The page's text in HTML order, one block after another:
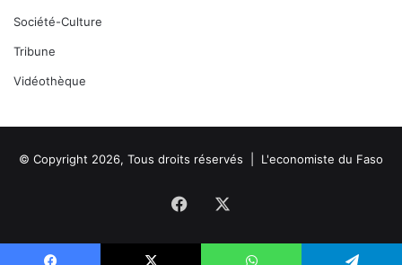
Société-Culture
Tribune
Vidéothèque
© Copyright 2026, Tous droits réservés | L'economiste du Faso
Facebook